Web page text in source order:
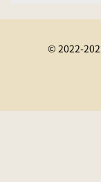
© 2022-